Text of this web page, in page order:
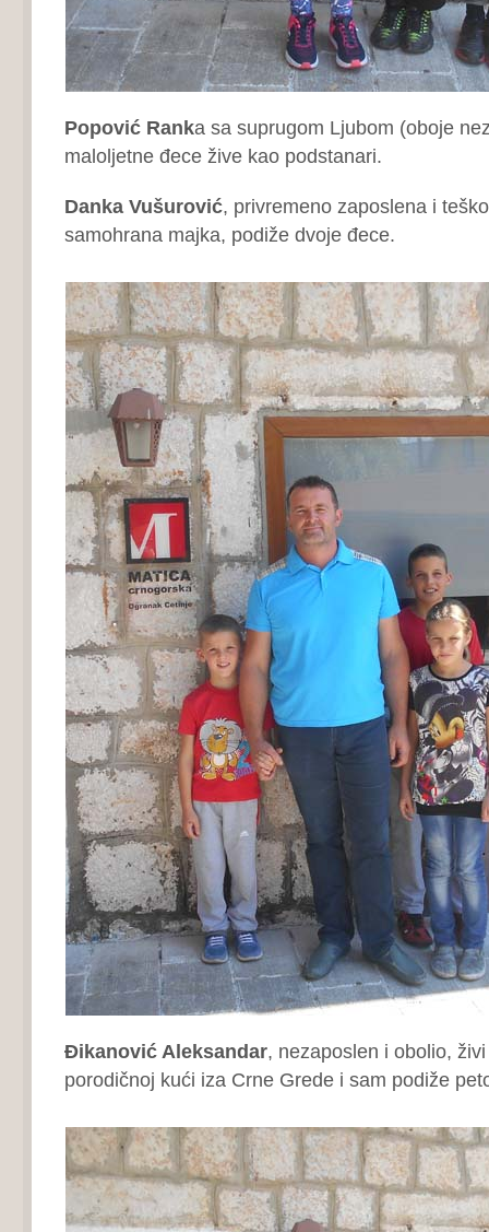
Popović Ranka sa suprugom Ljubom (oboje
maloljetne đece žive kao podstanari.
Danka Vušurović, privremeno zaposlena i
samohrana majka, podiže dvoje đece.
Đikanović Aleksandar, nezaposlen i obolio,
porodičnoj kući iza Crne Grede i sam podiže